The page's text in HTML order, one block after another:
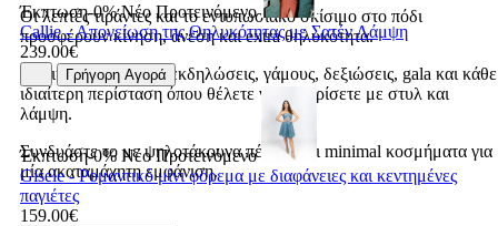
Οι λεπτές τιράντες και το εντυπωσιακό σκίσιμο στο πόδι
προσφέρουν κίνηση, άνεση και extra θηλυκότητα.
Ιδανικό για βραδινές εκδηλώσεις, γάμους, δεξιώσεις, gala και κάθε
ιδιαίτερη περίσταση όπου θέλετε να ξεχωρίσετε με στυλ και
λάμψη.
Συνδυάστε το με ψηλοτάκουνα πέδιλα και minimal κοσμήματα για
μία ακαταμάχητη εμφάνιση.
Έκπτωση-0% Νέο Προτεινόμενο
Callie - Απογείωση της Θηλυκότητας με Σατέν Λάμψη
239.00€
Γρήγορη Αγορά
Έκπτωση-0% Νέο Προτεινόμενο
Gisele - Ρομαντικό μίνι φόρεμα με διαφάνειες και κεντημένες
παγιέτες
159.00€